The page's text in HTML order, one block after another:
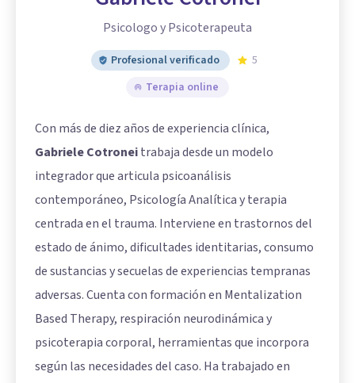
Psicologo y Psicoterapeuta
Profesional verificado
5
Terapia online
Con más de diez años de experiencia clínica,
Gabriele Cotroneitrabaja desde un modelo
integrador que articula psicoanálisis
contemporáneo, Psicología Analítica y terapia
centrada en el trauma. Interviene en trastornos del
estado de ánimo, dificultades identitarias, consumo
de sustancias y secuelas de experiencias tempranas
adversas. Cuenta con formación en Mentalization
Based Therapy, respiración neurodinámica y
psicoterapia corporal, herramientas que incorpora
según las necesidades del caso. Ha trabajado en